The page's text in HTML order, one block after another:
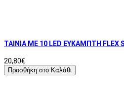
ΤΑΙΝΙΑ ΜΕ 10 LED ΕΥΚΑΜΠΤΗ FLEX
20,80€
Προσθήκη στο Καλάθι